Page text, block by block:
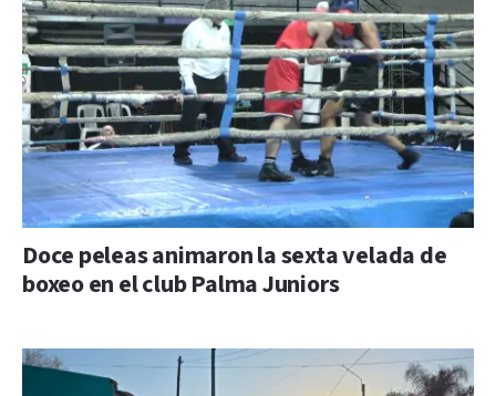
Doce peleas animaron la sexta velada de
boxeo en el club Palma Juniors